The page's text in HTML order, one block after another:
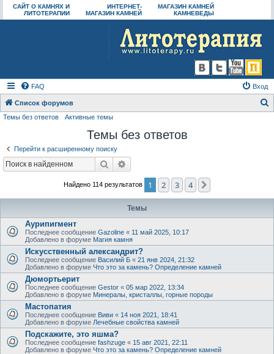
САЙТ О КАМНЯХ И
ЛИТОТЕРАПИИ
ИНТЕРНЕТ-
МАГАЗИН КАМНЕЙ
МАГАЗИН КАМНЕЙ
КАМНЕВЕДЫ
FAQ Вход
Список форумов
Темы без ответов Активные темы
Темы без ответов
Перейти к расширенному поиску
Поиск
Найдено 114 результатов 1 2 3 4
Темы
Аурипигмент
Последнее сообщение Gazoline « 11 май 2025, 10:17
Добавлено в форуме Магия камня
Искусственный александрит?
Последнее сообщение Василий Б « 21 янв 2024, 21:32
Добавлено в форуме Что это за камень? Определение камней
Дюмортьерит
Последнее сообщение Gestor « 05 мар 2022, 13:34
Добавлено в форуме Минералы, кристаллы, горные породы
Мастопатия
Последнее сообщение Виви « 14 ноя 2021, 18:41
Добавлено в форуме Лечебные свойства камней
Подскажите, это яшма?
Последнее сообщение fashzuge « 15 авг 2021, 22:11
Добавлено в форуме Что это за камень? Определение камней